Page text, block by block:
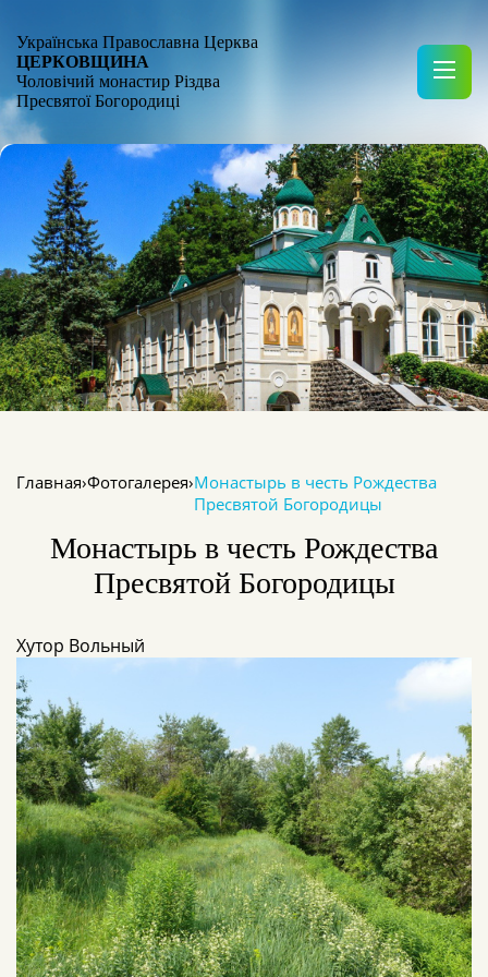
Українська Православна Церква
ЦЕРКОВЩИНА
Чоловічий монастир Різдва
Пресвятої Богородиці
Главная›Фотогалерея›Монастырь в честь Рождества
Пресвятой Богородицы
Монастырь в честь Рождества
Пресвятой Богородицы
Хутор Вольный